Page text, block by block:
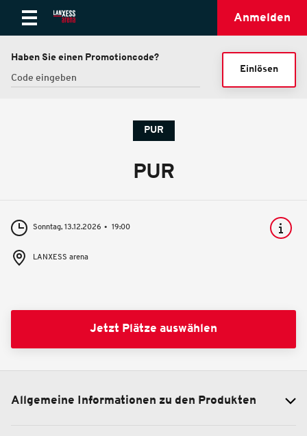
Anmelden
Haben Sie einen Promotioncode?
Einlösen
PUR
PUR
Sonntag, 13.12.2026 19:00
LANXESS arena
Jetzt Plätze auswählen
Allgemeine Informationen zu den Produkten